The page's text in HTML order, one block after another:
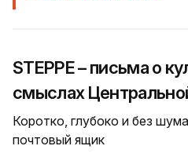
STEPPE – письма о
смыслах
Коротко, глубоко и без
почтовый ящик